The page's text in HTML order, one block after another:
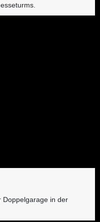
Doppelgarage​ in der